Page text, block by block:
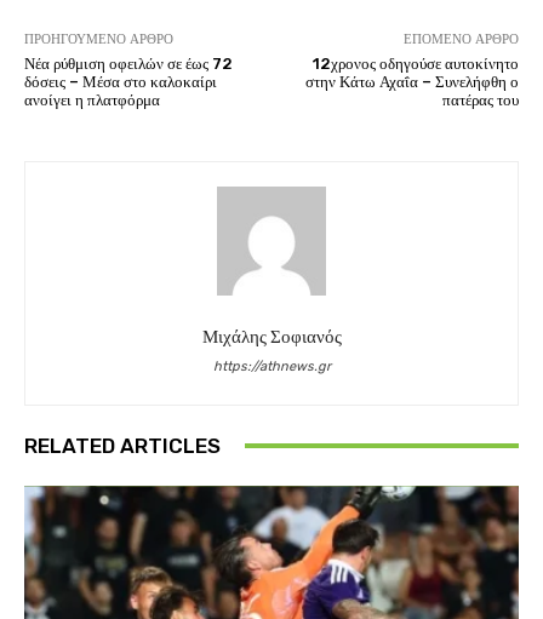
ΠΡΟΗΓΟΎΜΕΝΟ ΆΡΘΡΟ
Νέα ρύθμιση οφειλών σε έως 72
δόσεις – Μέσα στο καλοκαίρι
ανοίγει η πλατφόρμα
ΕΠΌΜΕΝΟ ΆΡΘΡΟ
12χρονος οδηγούσε αυτοκίνητο
στην Κάτω Αχαΐα – Συνελήφθη ο
πατέρας του
Μιχάλης Σοφιανός
https://athnews.gr
RELATED ARTICLES